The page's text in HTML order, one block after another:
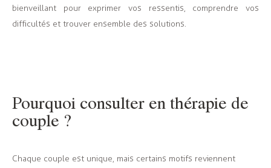
bienveillant pour exprimer vos ressentis, comprendre vos
difficultés et trouver ensemble des solutions.
Pourquoi consulter en thérapie de
couple ?
Chaque couple est unique, mais certains motifs reviennent